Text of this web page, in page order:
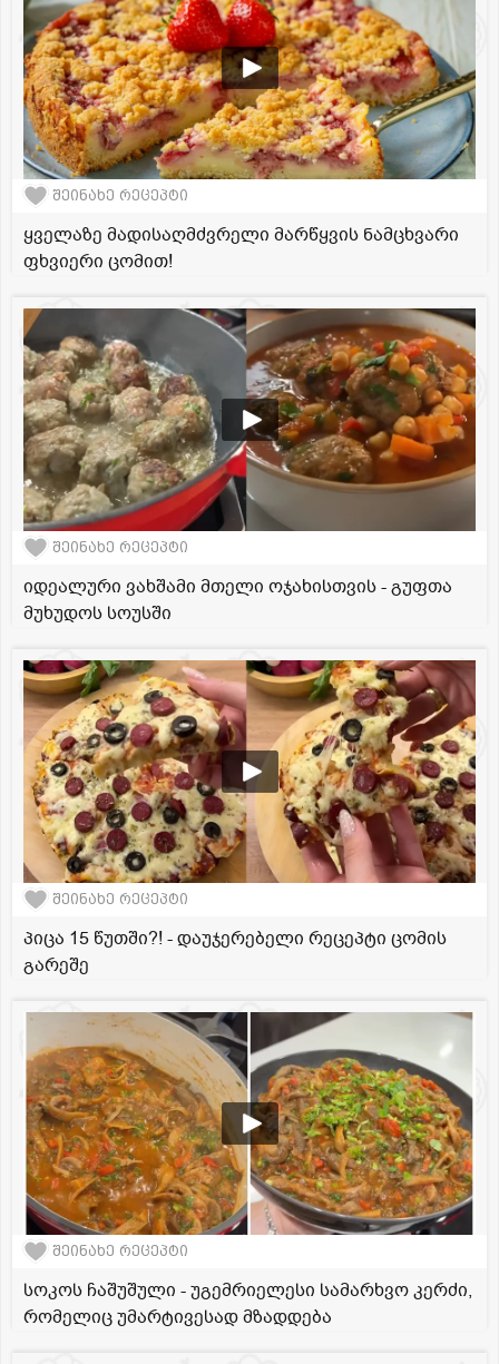
შეინახე რეცეპტი
ყველაზე მადისაღმძვრელი მარწყვის ნამცხვარი
ფხვიერი ცომით!
შეინახე რეცეპტი
იდეალური ვახშამი მთელი ოჯახისთვის - გუფთა
მუხუდოს სოუსში
შეინახე რეცეპტი
პიცა 15 წუთში?! - დაუჯერებელი რეცეპტი ცომის
გარეშე
შეინახე რეცეპტი
სოკოს ჩაშუშული - უგემრიელესი სამარხვო კერძი,
რომელიც უმარტივესად მზადდება